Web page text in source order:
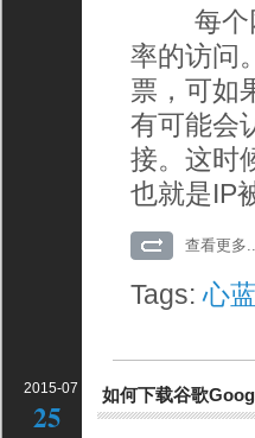
每个网
率的访问
票，可如
有可能会
接。这时
也就是IP
查看更多
Tags:心蓝
2015-07
25
如何下载谷歌